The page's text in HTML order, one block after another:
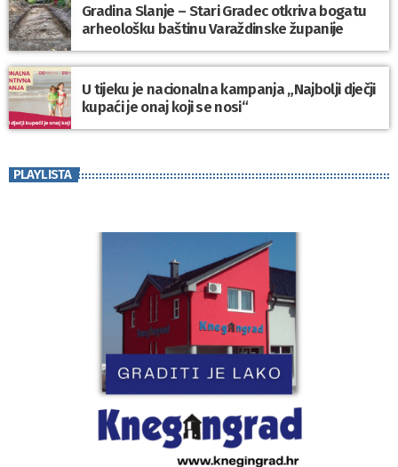
Gradina Slanje – Stari Gradec otkriva bogatu
arheološku baštinu Varaždinske županije
U tijeku je nacionalna kampanja „Najbolji dječji
kupaći je onaj koji se nosi“
PLAYLISTA